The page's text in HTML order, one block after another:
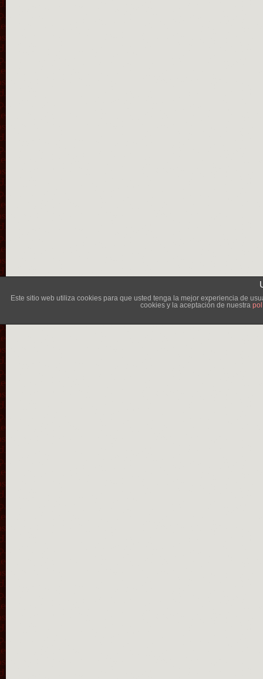
Este sitio web utiliza cookies para que usted tenga la mejor experiencia de
cookies y la aceptación de nuestra